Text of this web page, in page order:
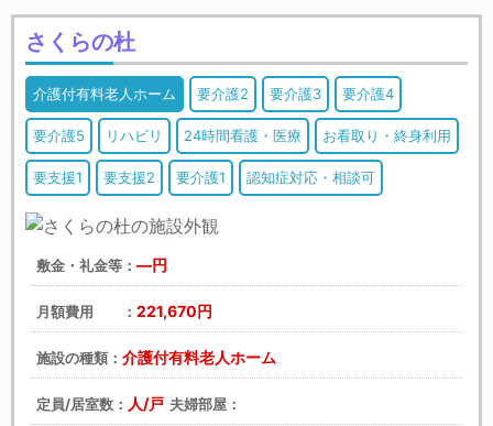
さくらの杜
介護付有料老人ホーム 要介護2 要介護3 要介護4
要介護5 リハビリ 24時間看護・医療 お看取り・終身利用
要支援1 要支援2 要介護1 認知症対応・相談可
敷金・礼金等： ―円
月額費用 ： 221,670円
施設の種類： 介護付有料老人ホーム
定員/居室数： 人/戸 夫婦部屋：